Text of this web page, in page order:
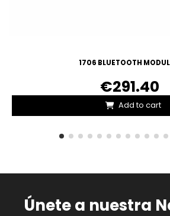
1706 BLUETOOTH
€291.40
Add to cart
Únete a nuestra